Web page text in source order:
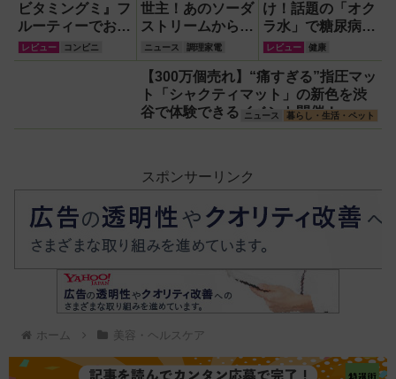
ビタミングミ』フ
ルーティーでおい
しいのに1日分の
ビタミンもとれる
レビュー コンビニ
世主！あのソーダ
ストリームから
『くだもの
Vinegar（ビネガ
ー）』が登場！ス
ッキリ美味しくて
どハマり確定
ニュース 調理家電
け！話題の「オク
ラ水」で糖尿病・
高血圧・関節痛を
撃退する簡単習慣
【2026年最新
版】
レビュー 健康
【300万個売れ】“痛すぎる”指圧マッ
ト「シャクティマット」の新色を渋
谷で体験できるイベント開催！
ニュース 暮らし・生活・ペット
スポンサーリンク
ホーム 美容・ヘルスケア